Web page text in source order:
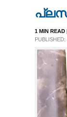
NEWS 360
CASE DIARY
പ്ലസ്
1 MIN READ